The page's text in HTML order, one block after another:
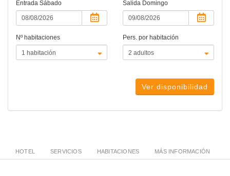
Entrada Sábado Salida Domingo
Nº habitaciones Pers. por habitación
Ver disponibilidad
HOTEL SERVICIOS HABITACIONES MÁS INFORMACIÓN